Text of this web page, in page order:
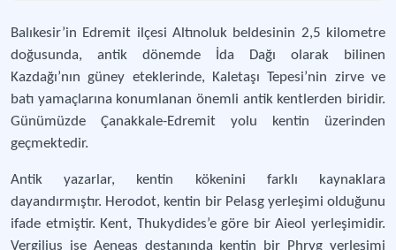
Balıkesir’in Edremit ilçesi Altınoluk beldesinin 2,5 kilometre
doğusunda, antik dönemde İda Dağı olarak bilinen
Kazdağı’nın güney eteklerinde, Kaletaşı Tepesi’nin zirve ve
batı yamaçlarına konumlanan önemli antik kentlerden biridir.
Günümüzde Çanakkale-Edremit yolu kentin üzerinden
geçmektedir.
Antik yazarlar, kentin kökenini farklı kaynaklara
dayandırmıştır. Herodot, kentin bir Pelasg yerleşimi olduğunu
ifade etmiştir. Kent, Thukydides’e göre bir Aieol yerleşimidir.
Vergilius ise Aeneas destanında kentin bir Phryg yerleşimi